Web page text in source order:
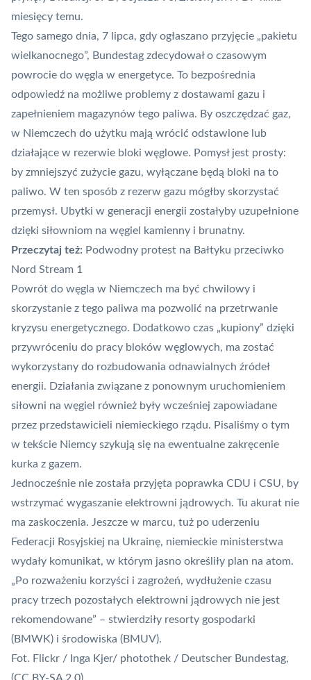
miesięcy temu.
Tego samego dnia, 7 lipca, gdy ogłaszano przyjęcie „pakietu
wielkanocnego”, Bundestag zdecydował o czasowym
powrocie do węgla w energetyce. To bezpośrednia
odpowiedź na możliwe problemy z dostawami gazu i
zapełnieniem magazynów tego paliwa. By oszczędzać gaz,
w Niemczech do użytku mają wrócić odstawione lub
działające w rezerwie bloki węglowe. Pomysł jest prosty:
by zmniejszyć zużycie gazu, wyłączane będą bloki na to
paliwo. W ten sposób z rezerw gazu mógłby skorzystać
przemysł. Ubytki w generacji energii zostałyby uzupełnione
dzięki siłowniom na węgiel kamienny i brunatny.
Przeczytaj też: Podwodny protest na Bałtyku przeciwko
Nord Stream 1
Powrót do węgla w Niemczech ma być chwilowy i
skorzystanie z tego paliwa ma pozwolić na przetrwanie
kryzysu energetycznego. Dodatkowo czas „kupiony” dzięki
przywróceniu do pracy bloków węglowych, ma zostać
wykorzystany do rozbudowania odnawialnych źródeł
energii. Działania związane z ponownym uruchomieniem
siłowni na węgiel również były wcześniej zapowiadane
przez przedstawicieli niemieckiego rządu. Pisaliśmy o tym
w tekście Niemcy szykują się na ewentualne zakręcenie
kurka z gazem.
Jednocześnie nie została przyjęta poprawka CDU i CSU, by
wstrzymać wygaszanie elektrowni jądrowych. Tu akurat nie
ma zaskoczenia. Jeszcze w marcu, tuż po uderzeniu
Federacji Rosyjskiej na Ukrainę, niemieckie ministerstwa
wydały komunikat, w którym jasno określiły plan na atom.
„Po rozważeniu korzyści i zagrożeń, wydłużenie czasu
pracy trzech pozostałych elektrowni jądrowych nie jest
rekomendowane” – stwierdziły resorty gospodarki
(BMWK) i środowiska (BMUV).
Fot. Flickr / Inga Kjer/ photothek / Deutscher Bundestag,